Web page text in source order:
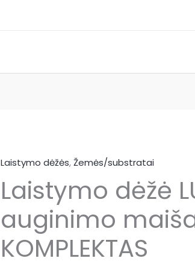
Laistymo dėžės,Žemės/substratai
Laistymo dėžė
auginimo
KOMPLEKTAS